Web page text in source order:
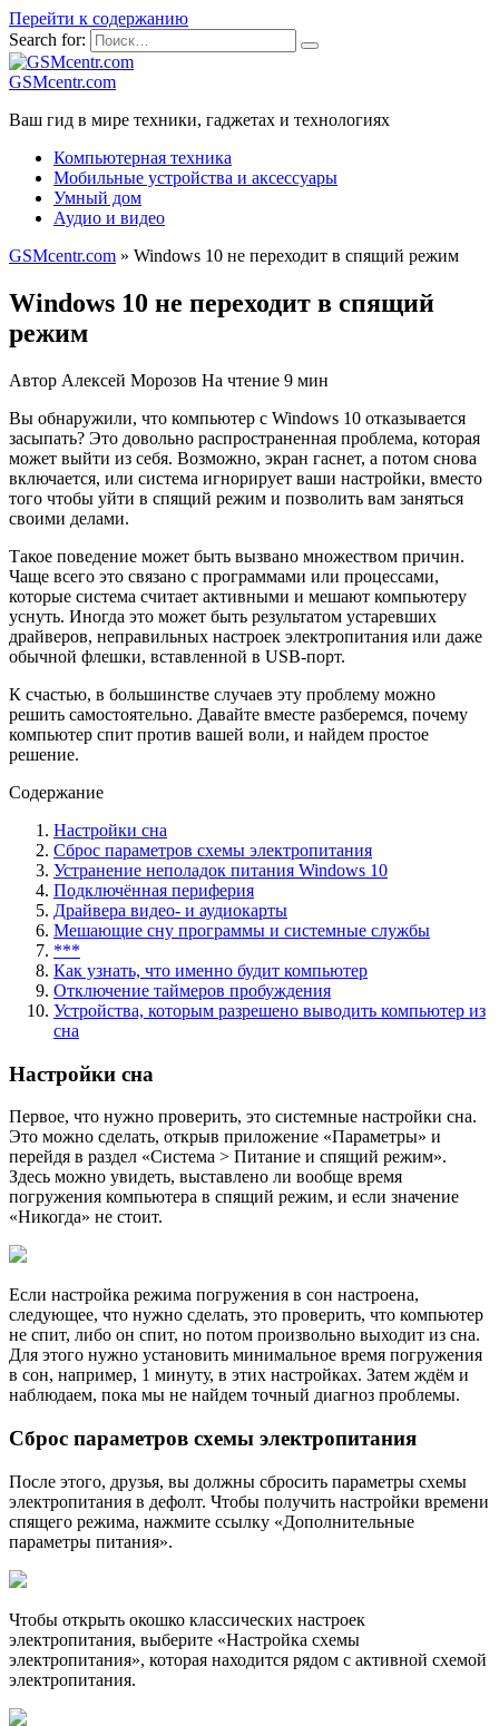
Перейти к содержанию
Search for:
GSMcentr.com
Ваш гид в мире техники, гаджетах и технологиях
Компьютерная техника
Мобильные устройства и аксессуары
Умный дом
Аудио и видео
GSMcentr.com » Windows 10 не переходит в спящий режим
Windows 10 не переходит в спящий
режим
Автор Алексей Морозов На чтение 9 мин
Вы обнаружили, что компьютер с Windows 10 отказывается
засыпать? Это довольно распространенная проблема, которая
может выйти из себя. Возможно, экран гаснет, а потом снова
включается, или система игнорирует ваши настройки, вместо
того чтобы уйти в спящий режим и позволить вам заняться
своими делами.
Такое поведение может быть вызвано множеством причин.
Чаще всего это связано с программами или процессами,
которые система считает активными и мешают компьютеру
уснуть. Иногда это может быть результатом устаревших
драйверов, неправильных настроек электропитания или даже
обычной флешки, вставленной в USB-порт.
К счастью, в большинстве случаев эту проблему можно
решить самостоятельно. Давайте вместе разберемся, почему
компьютер спит против вашей воли, и найдем простое
решение.
Содержание
Настройки сна
Сброс параметров схемы электропитания
Устранение неполадок питания Windows 10
Подключённая периферия
Драйвера видео- и аудиокарты
Мешающие сну программы и системные службы
***
Как узнать, что именно будит компьютер
Отключение таймеров пробуждения
Устройства, которым разрешено выводить компьютер из
сна
Настройки сна
Первое, что нужно проверить, это системные настройки сна.
Это можно сделать, открыв приложение «Параметры» и
перейдя в раздел «Система > Питание и спящий режим».
Здесь можно увидеть, выставлено ли вообще время
погружения компьютера в спящий режим, и если значение
«Никогда» не стоит.
Если настройка режима погружения в сон настроена,
следующее, что нужно сделать, это проверить, что компьютер
не спит, либо он спит, но потом произвольно выходит из сна.
Для этого нужно установить минимальное время погружения
в сон, например, 1 минуту, в этих настройках. Затем ждём и
наблюдаем, пока мы не найдем точный диагноз проблемы.
Сброс параметров схемы электропитания
После этого, друзья, вы должны сбросить параметры схемы
электропитания в дефолт. Чтобы получить настройки времени
спящего режима, нажмите ссылку «Дополнительные
параметры питания».
Чтобы открыть окошко классических настроек
электропитания, выберите «Настройка схемы
электропитания», которая находится рядом с активной схемой
электропитания.